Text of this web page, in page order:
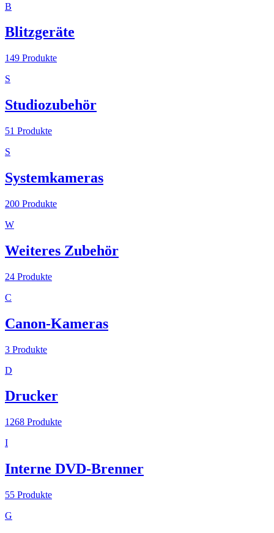
B
Blitzgeräte
149 Produkte
S
Studiozubehör
51 Produkte
S
Systemkameras
200 Produkte
W
Weiteres Zubehör
24 Produkte
C
Canon-Kameras
3 Produkte
D
Drucker
1268 Produkte
I
Interne DVD-Brenner
55 Produkte
G